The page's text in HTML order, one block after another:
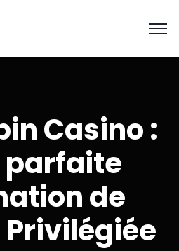
Casino :
parfaite
de